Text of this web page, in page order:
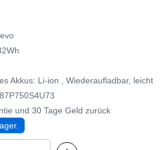
Akkus: Li-ion , Wiederaufladbar, leicht
und 30 Tage Geld zurück